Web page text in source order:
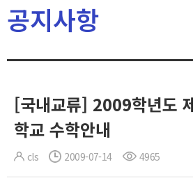
공지사항
[국내교류] 2009학년도
학교 수학안내
cls 2009-07-14 4965